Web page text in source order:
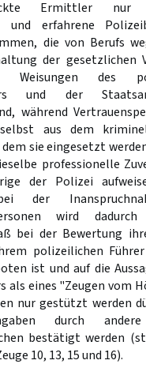
Ermittler nur
und erfahrene
die von Berufs
der gesetzlichen
des
und der
während
aus dem
sie eingesetzt
professionelle
der Polizei
der
wird dadurch
bei der Bewertung
polizeilichen
ist und auf die
als eines "Zeugen vom
nur gestützt werden
durch
bestätigt werden
10, 13, 15 und 16).